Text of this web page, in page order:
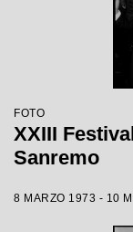
FOTO
XXIII
Sanremo
8 MARZO 1973 - 10